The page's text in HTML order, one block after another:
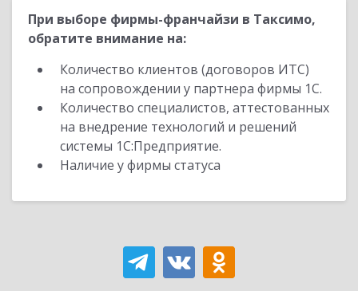
При выборе фирмы-франчайзи в Таксимо,
обратите внимание на:
Количество клиентов (договоров ИТС)
на сопровождении у партнера фирмы 1С.
Количество специалистов, аттестованных
на внедрение технологий и решений
системы 1С:Предприятие.
Наличие у фирмы статуса